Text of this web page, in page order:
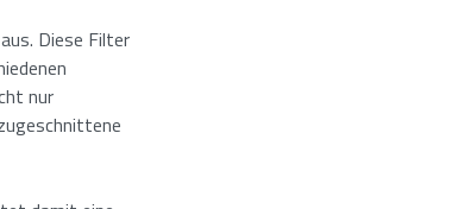
Diese Filter
nur